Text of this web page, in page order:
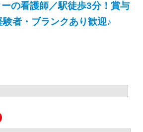
の看護師／駅徒歩3分！賞与
験者・ブランクあり歓迎♪